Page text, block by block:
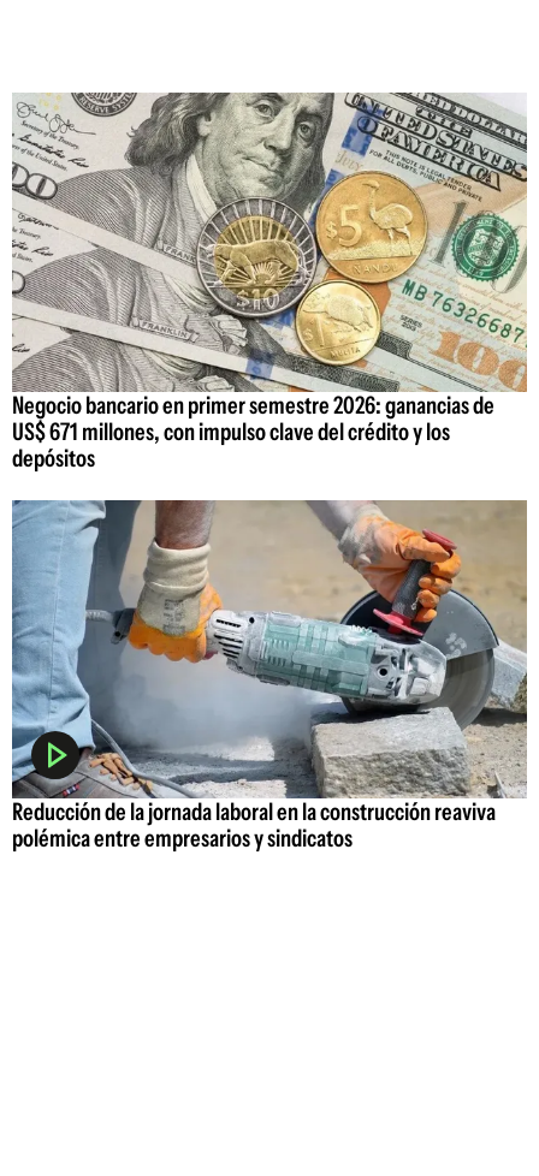
Negocio bancario en primer semestre 2026: ganancias de
US$ 671 millones, con impulso clave del crédito y los
depósitos
Reducción de la jornada laboral en la construcción reaviva
polémica entre empresarios y sindicatos